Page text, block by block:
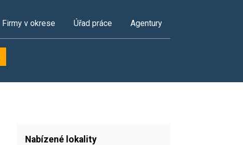
Firmy v okrese Úřad práce Agentury
Nabízené lokality